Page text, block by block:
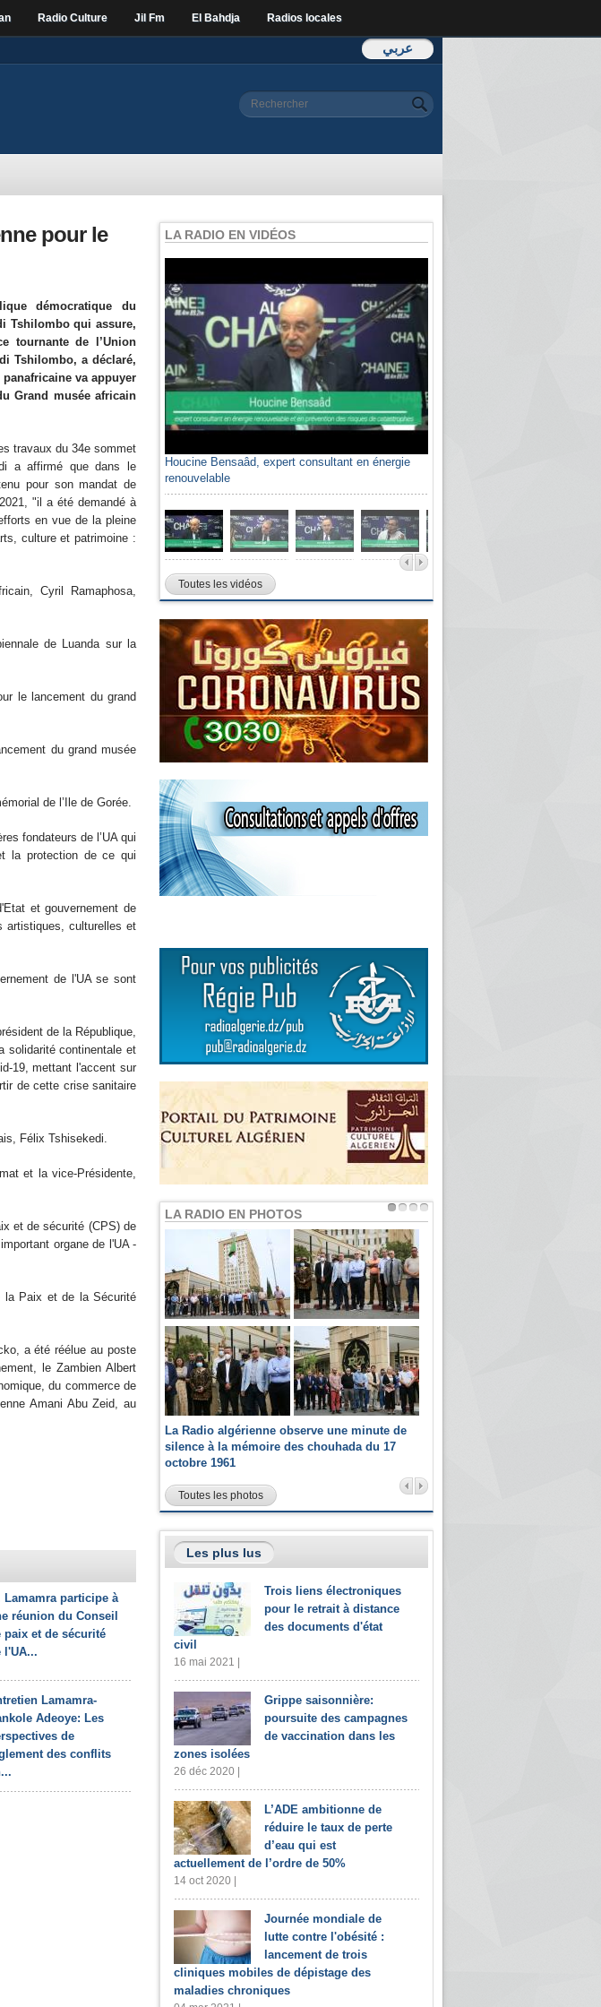
Radio Culture Jil Fm El Bahdja Radios locales
عربي
Formulaire de
Rechercher
pour le
démocratique du
Tshilombo qui assure,
tournante de l’Union
Tshilombo, a déclaré,
va appuyer
Grand musée africain
travaux du 34e sommet
a affirmé que dans le
pour son mandat de
"il a été demandé à
en vue de la pleine
culture et patrimoine :
Cyril Ramaphosa,
de Luanda sur la
le lancement du grand
du grand musée
de l’Ile de Gorée.
fondateurs de l’UA qui
la protection de ce qui
et gouvernement de
artistiques, culturelles et
de l'UA se sont
de la République,
solidarité continentale et
19, mettant l'accent sur
de cette crise sanitaire
Félix Tshisekedi.
et la vice-Présidente,
et de sécurité (CPS) de
organe de l'UA -
la Paix et de la Sécurité
a été réélue au poste
le Zambien Albert
du commerce de
Amani Abu Zeid, au
Lamamra participe à
réunion du Conseil
paix et de sécurité
l'UA...
Lamamra-
Adeoye: Les
de
des conflits
LA RADIO EN VIDÉOS
Houcine Bensaâd, expert consultant en énergie
renouvelable
Toutes les vidéos
LA RADIO EN PHOTOS
La Radio algérienne observe une minute de
silence à la mémoire des chouhada du 17
octobre 1961
Toutes les photos
Les plus lus
Trois liens électroniques
pour le retrait à distance
des documents d'état
civil
16 mai 2021 |
Grippe saisonnière:
poursuite des campagnes
de vaccination dans les
zones isolées
26 déc 2020 |
L’ADE ambitionne de
réduire le taux de perte
d’eau qui est
actuellement de l’ordre de 50%
14 oct 2020 |
Journée mondiale de
lutte contre l'obésité :
lancement de trois
cliniques mobiles de dépistage des
maladies chroniques